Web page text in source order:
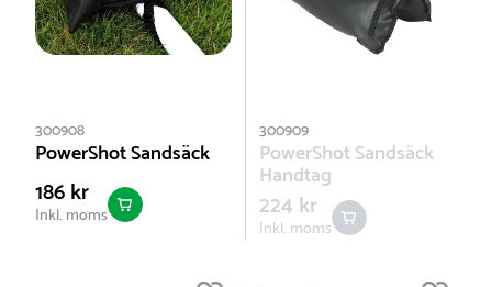
300908
PowerShot Sandsäck
186 kr
Inkl. moms
300909
PowerShot Sandsäck
Handtag
224 kr
Inkl. moms